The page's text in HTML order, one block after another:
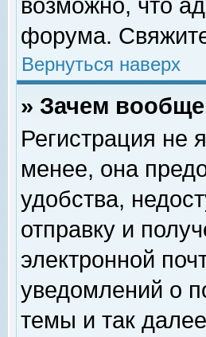
возможно, что
форума.
Вернуться наверх
» Зачем
Регистрация не
менее, она
удобства,
отправку и
электронной
уведомлений о
темы и так